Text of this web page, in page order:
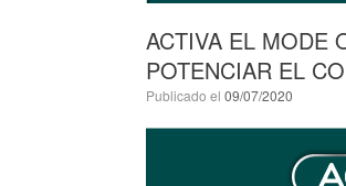
ACTIVA EL MODE
POTENCIAR EL
Publicado el 09/07/2020